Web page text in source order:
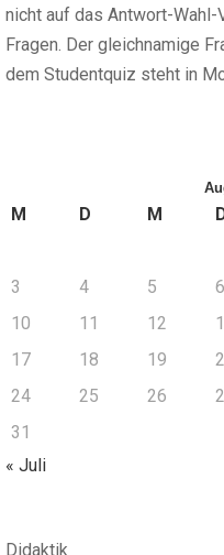
nicht auf das Antwort-
Fragen. Der gleichnamige
dem Studentquiz steht in
M D M
3
4 5 6
10
11 12
17
18 19
24
25 26
31
« Juli
Didaktik